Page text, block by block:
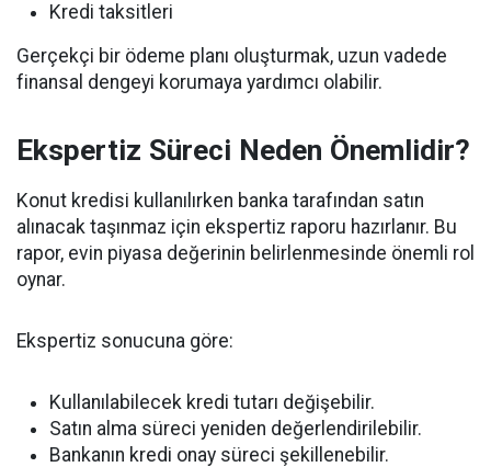
Kredi taksitleri
Gerçekçi bir ödeme planı oluşturmak, uzun vadede
finansal dengeyi korumaya yardımcı olabilir.
Ekspertiz Süreci Neden Önemlidir?
Konut kredisi kullanılırken banka tarafından satın
alınacak taşınmaz için ekspertiz raporu hazırlanır. Bu
rapor, evin piyasa değerinin belirlenmesinde önemli rol
oynar.
Ekspertiz sonucuna göre:
Kullanılabilecek kredi tutarı değişebilir.
Satın alma süreci yeniden değerlendirilebilir.
Bankanın kredi onay süreci şekillenebilir.